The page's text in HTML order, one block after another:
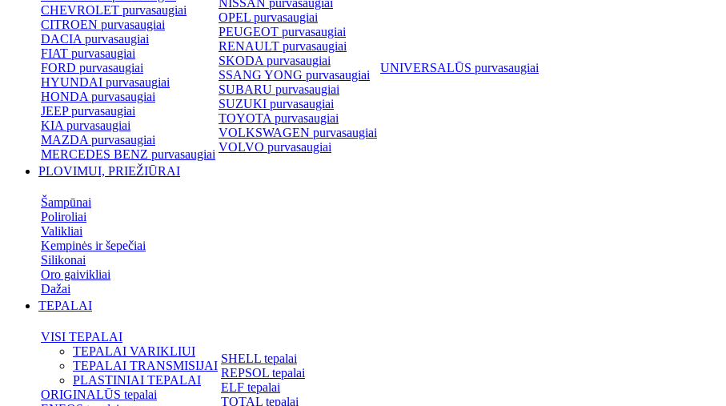
CHEVROLET purvasaugiai
CITROEN purvasaugiai
DACIA purvasaugiai
FIAT purvasaugiai
FORD purvasaugiai
HYUNDAI purvasaugiai
HONDA purvasaugiai
JEEP purvasaugiai
KIA purvasaugiai
MAZDA purvasaugiai
MERCEDES BENZ purvasaugiai
NISSAN purvasaugiai
OPEL purvasaugiai
PEUGEOT purvasaugiai
RENAULT purvasaugiai
SKODA purvasaugiai
SSANG YONG purvasaugiai
SUBARU purvasaugiai
SUZUKI purvasaugiai
TOYOTA purvasaugiai
VOLKSWAGEN purvasaugiai
VOLVO purvasaugiai
UNIVERSALŪS purvasaugiai
PLOVIMUI, PRIEŽIŪRAI
Šampūnai
Poliroliai
Valikliai
Kempinės ir šepečiai
Silikonai
Oro gaivikliai
Dažai
TEPALAI
VISI TEPALAI
TEPALAI VARIKLIUI
TEPALAI TRANSMISIJAI
PLASTINIAI TEPALAI
ORIGINALŪS tepalai
SHELL tepalai
REPSOL tepalai
ELF tepalai
TOTAL tepalai